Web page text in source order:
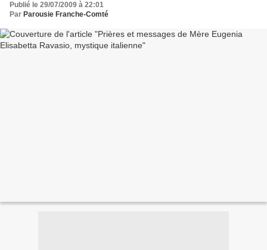
Publié le 29/07/2009 à 22:01
Par Parousie Franche-Comté